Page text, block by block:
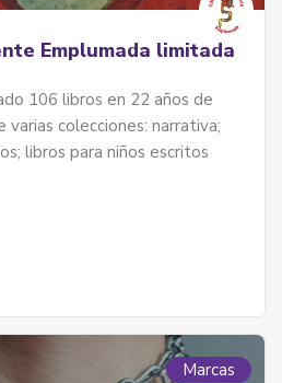
Emplumada limitada
106 libros en 22 años de
colecciones: narrativa;
libros para niños escritos
Marcas